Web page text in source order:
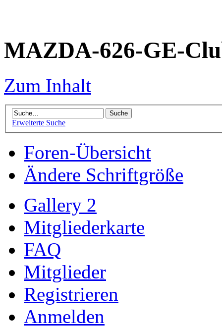
MAZDA-626-GE-
Zum Inhalt
Erweiterte Suche
Foren-Übersicht
Ändere Schriftgröße
Gallery 2
Mitgliederkarte
FAQ
Mitglieder
Registrieren
Anmelden